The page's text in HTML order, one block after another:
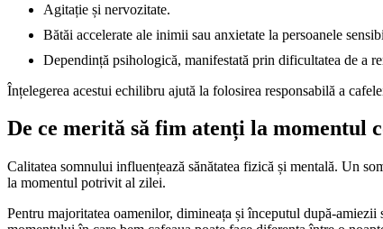
Agitație și nervozitate.
Bătăi accelerate ale inimii sau anxietate la persoanele
Dependință psihologică, manifestată prin dificultatea de a
Înțelegerea acestui echilibru ajută la folosirea responsabilă a
De ce merită să fim atenți la momentul
Calitatea somnului influențează sănătatea fizică și mentală. Un
la momentul potrivit al zilei.
Pentru majoritatea oamenilor, dimineața și începutul după-